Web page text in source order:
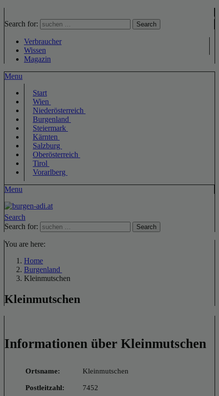
Search for: Search
Verbraucher
Wissen
Magazin
Menu
Start
Wien
Niederösterreich
Burgenland
Steiermark
Kärnten
Salzburg
Oberösterreich
Tirol
Vorarlberg
Menu
Search
Search for:
Search
You are here:
Home
Burgenland
Kleinmutschen
Kleinmutschen
Informationen über Kleinmutschen
Ortsname: Kleinmutschen
Postleitzahl: 7452